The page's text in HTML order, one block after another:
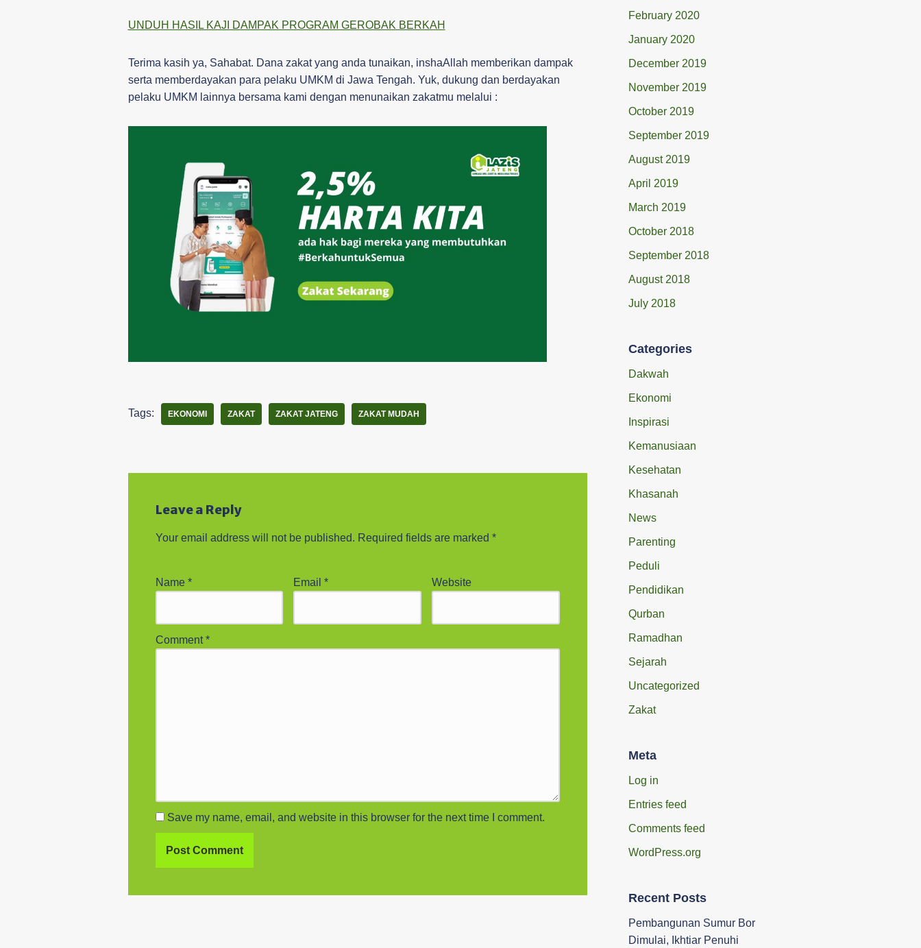
UNDUH HASIL KAJI DAMPAK PROGRAM GEROBAK BERKAH
Terima kasih ya, Sahabat. Dana zakat yang anda tunaikan, inshaAllah memberikan dampak
serta memberdayakan para pelaku UMKM di Jawa Tengah. Yuk, dukung dan berdayakan
pelaku UMKM lainnya bersama kami dengan menunaikan zakatmu melalui :
Tags: EKONOMI ZAKAT ZAKAT JATENG ZAKAT MUDAH
Leave a Reply
Your email address will not be published. Required fields are marked *
Name * Email* Website
Comment*
Save my name, email, and website in this browser for the next time I comment.
February 2020
January 2020
December 2019
November 2019
October 2019
September 2019
August 2019
April 2019
March 2019
October 2018
September 2018
August 2018
July 2018
Categories
Dakwah
Ekonomi
Inspirasi
Kemanusiaan
Kesehatan
Khasanah
News
Parenting
Peduli
Pendidikan
Qurban
Ramadhan
Sejarah
Uncategorized
Zakat
Meta
Log in
Entries feed
Comments feed
WordPress.org
Recent Posts
Pembangunan Sumur Bor
Dimulai, Ikhtiar Penuhi